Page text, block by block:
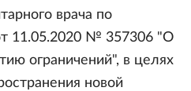
врача по
11.05.2020 № 357306 "О
ограничений", в целях
новой